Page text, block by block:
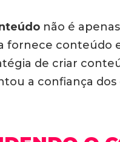
não é
fornece conteúdo
de criar
a confiança